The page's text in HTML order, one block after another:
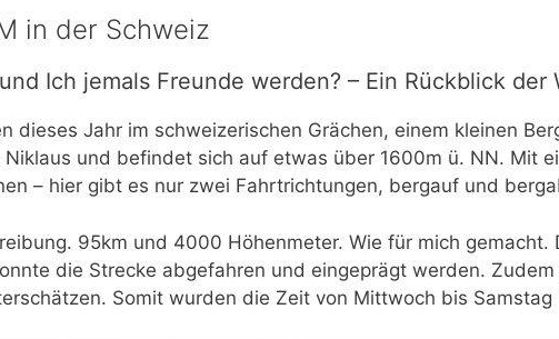
in der Schweiz
Ich jemals Freunde werden? – Ein Rückblick der
dieses Jahr im schweizerischen Grächen, einem kleinen
und befindet sich auf etwas über 1600m ü. NN. Mit
– hier gibt es nur zwei Fahrtrichtungen, bergauf und
95km und 4000 Höhenmeter. Wie für mich gemacht.
die Strecke abgefahren und eingeprägt werden.
Somit wurden die Zeit von Mittwoch bis